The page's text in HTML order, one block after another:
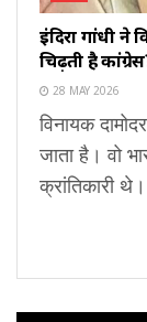
इंदिरा गांधी ने
चिढ़ती है
28 MAY 2026
विनायक
जाता है। वो
क्रांतिकारी